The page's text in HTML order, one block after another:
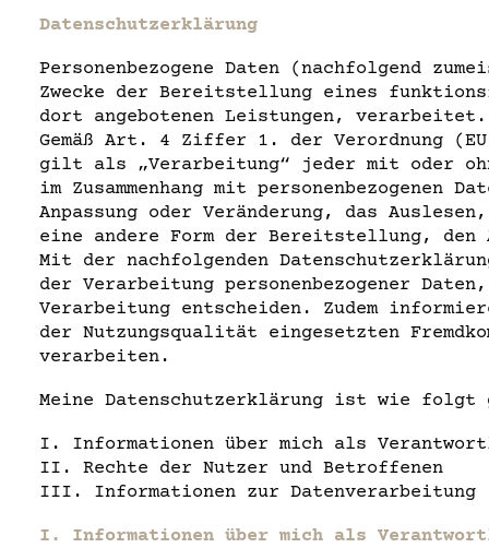
Datenschutzerklärung
Personenbezogene Daten (nachfolgend
Zwecke der Bereitstellung eines
dort angebotenen Leistungen, verarbeitet.
Gemäß Art. 4 Ziffer 1. der Verordnung
gilt als „Verarbeitung“ jeder mit oder
im Zusammenhang mit
Anpassung oder Veränderung, das
eine andere Form der Bereitstellung, den
Mit der nachfolgenden
der Verarbeitung personenbezogener
Verarbeitung entscheiden. Zudem
der Nutzungsqualität eingesetzten
verarbeiten.
Meine Datenschutzerklärung ist wie folgt
I. Informationen über mich als
II. Rechte der Nutzer und Betroffenen
III. Informationen zur Datenverarbeitung
I. Informationen über mich als